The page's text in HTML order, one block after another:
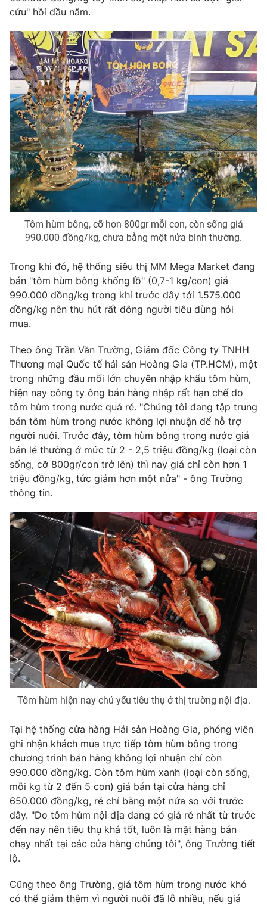
Liên hệ quảng cáo:024-7300.7108
® Cấm sao chép dưới mọi hình thức nếu không có sự chấp
thuận bằng văn bản. Ghi rõ nguồn VTV.vn khi phát hành lại
thông tin từ website này.
cứu" hồi đầu năm.
Tôm hùm bông, cỡ hơn 800gr mỗi con, còn sống giá
990.000 đồng/kg, chưa bằng một nửa bình thường.
Trong khi đó, hệ thống siêu thị MM Mega Market đang
bán "tôm hùm bông khổng lồ" (0,7-1 kg/con) giá
990.000 đồng/kg trong khi trước đây tới 1.575.000
đồng/kg nên thu hút rất đông người tiêu dùng hỏi
mua.
Theo ông Trần Văn Trường, Giám đốc Công ty TNHH
Thương mại Quốc tế hải sản Hoàng Gia (TP.HCM), một
trong những đầu mối lớn chuyên nhập khẩu tôm hùm,
hiện nay công ty ông bán hàng nhập rất hạn chế do
tôm hùm trong nước quá rẻ. "Chúng tôi đang tập trung
bán tôm hùm trong nước không lợi nhuận để hỗ trợ
người nuôi. Trước đây, tôm hùm bông trong nước giá
bán lẻ thường ở mức từ 2 - 2,5 triệu đồng/kg (loại còn
sống, cỡ 800gr/con trở lên) thì nay giá chỉ còn hơn 1
triệu đồng/kg, tức giảm hơn một nửa" - ông Trường
thông tin.
Tôm hùm hiện nay chủ yếu tiêu thụ ở thị trường nội địa.
Tại hệ thống cửa hàng Hải sản Hoàng Gia, phóng viên
ghi nhận khách mua trực tiếp tôm hùm bông trong
chương trình bán hàng không lợi nhuận chỉ còn
990.000 đồng/kg. Còn tôm hùm xanh (loại còn sống,
mỗi kg từ 2 đến 5 con) giá bán tại cửa hàng chỉ
650.000 đồng/kg, rẻ chỉ bằng một nửa so với trước
đây. "Do tôm hùm nội địa đang có giá rẻ nhất từ trước
đến nay nên tiêu thụ khá tốt, luôn là mặt hàng bán
chạy nhất tại các cửa hàng chúng tôi", ông Trường tiết
lộ.
Cũng theo ông Trường, giá tôm hùm trong nước khó
có thể giảm thêm vì người nuôi đã lỗ nhiều, nếu giá